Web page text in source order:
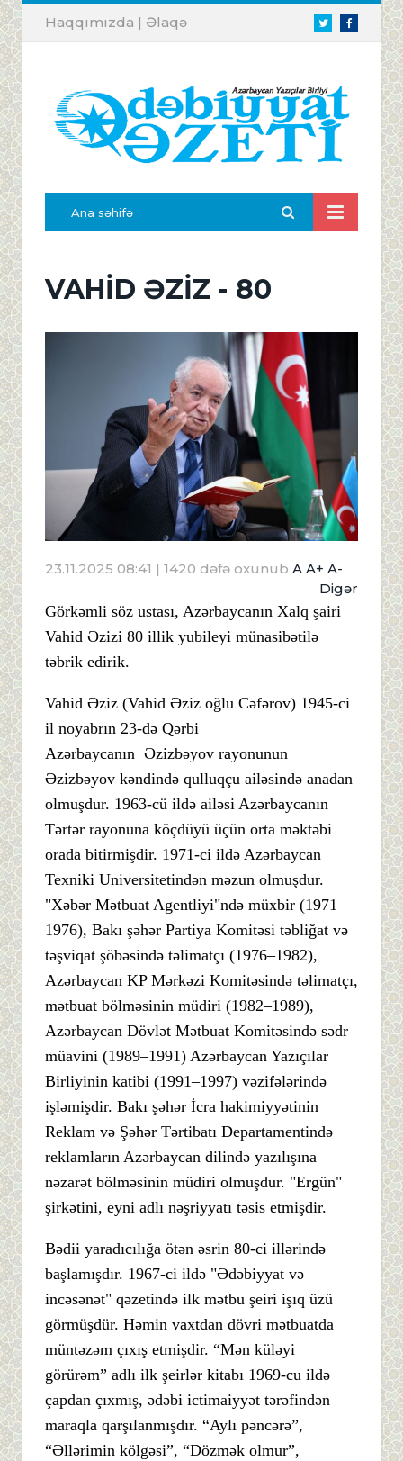
TwitterFacebook
Haqqımızda | Əlaqə
Ana səhifə
VAHİD ƏZİZ - 80
23.11.2025 08:41 | 1420 dəfə oxunub A A+ A-
Digər
Görkəmli söz ustası, Azərbaycanın Xalq şairi
Vahid Əzizi 80 illik yubileyi münasibətilə
təbrik edirik.
Vahid Əziz (Vahid Əziz oğlu Cəfərov) 1945-ci
il noyabrın 23-də Qərbi
Azərbaycanın Əzizbəyov rayonunun
Əzizbəyov kəndində qulluqçu ailəsində anadan
olmuşdur. 1963-cü ildə ailəsi Azərbaycanın
Tərtər rayonuna köçdüyü üçün orta məktəbi
orada bitirmişdir. 1971-ci ildə Azərbaycan
Texniki Universitetindən məzun olmuşdur.
"Xəbər Mətbuat Agentliyi"ndə müxbir (1971–
1976), Bakı şəhər Partiya Komitəsi təbliğat və
təşviqat şöbəsində təlimatçı (1976–1982),
Azərbaycan KP Mərkəzi Komitəsində təlimatçı,
mətbuat bölməsinin müdiri (1982–1989),
Azərbaycan Dövlət Mətbuat Komitəsində sədr
müavini (1989–1991) Azərbaycan Yazıçılar
Birliyinin katibi (1991–1997) vəzifələrində
işləmişdir. Bakı şəhər İcra hakimiyyətinin
Reklam və Şəhər Tərtibatı Departamentində
reklamların Azərbaycan dilində yazılışına
nəzarət bölməsinin müdiri olmuşdur. "Ergün"
şirkətini, eyni adlı nəşriyyatı təsis etmişdir.
Bədii yaradıcılığa ötən əsrin 80-ci illərində
başlamışdır. 1967-ci ildə "Ədəbiyyat və
incəsənət" qəzetində ilk mətbu şeiri işıq üzü
görmüşdür. Həmin vaxtdan dövri mətbuatda
müntəzəm çıxış etmişdir. “Mən küləyi
görürəm” adlı ilk şeirlər kitabı 1969-cu ildə
çapdan çıxmış, ədəbi ictimaiyyət tərəfindən
maraqla qarşılanmışdır. “Aylı pəncərə”,
“Əllərimin kölgəsi”, “Dözmək olmur”,